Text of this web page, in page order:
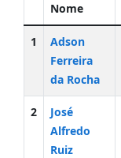
Nome
1
Adson
Ferreira
da Rocha
2
José
Alfredo
Ruiz